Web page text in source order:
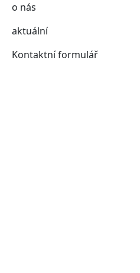
o nás
aktuální
Kontaktní formulář